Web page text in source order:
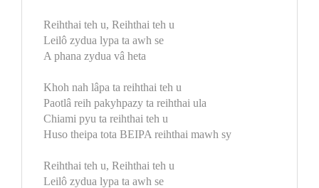
Reihthai teh u, Reihthai teh u
Leilô zydua lypa ta awh se
A phana zydua vâ heta
Khoh nah lâpa ta reihthai teh u
Paotlâ reih pakyhpazy ta reihthai ula
Chiami pyu ta reihthai teh u
Huso theipa tota BEIPA reihthai mawh sy
Reihthai teh u, Reihthai teh u
Leilô zydua lypa ta awh se